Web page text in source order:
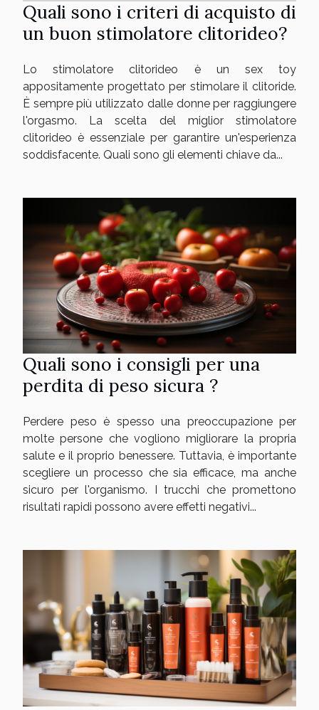
Quali sono i criteri di acquisto di
un buon stimolatore clitorideo?
Lo stimolatore clitorideo è un sex toy
appositamente progettato per stimolare il clitoride.
È sempre più utilizzato dalle donne per raggiungere
l'orgasmo. La scelta del miglior stimolatore
clitorideo è essenziale per garantire un'esperienza
soddisfacente. Quali sono gli elementi chiave da...
Quali sono i consigli per una
perdita di peso sicura ?
Perdere peso è spesso una preoccupazione per
molte persone che vogliono migliorare la propria
salute e il proprio benessere. Tuttavia, è importante
scegliere un processo che sia efficace, ma anche
sicuro per l'organismo. I trucchi che promettono
risultati rapidi possono avere effetti negativi...